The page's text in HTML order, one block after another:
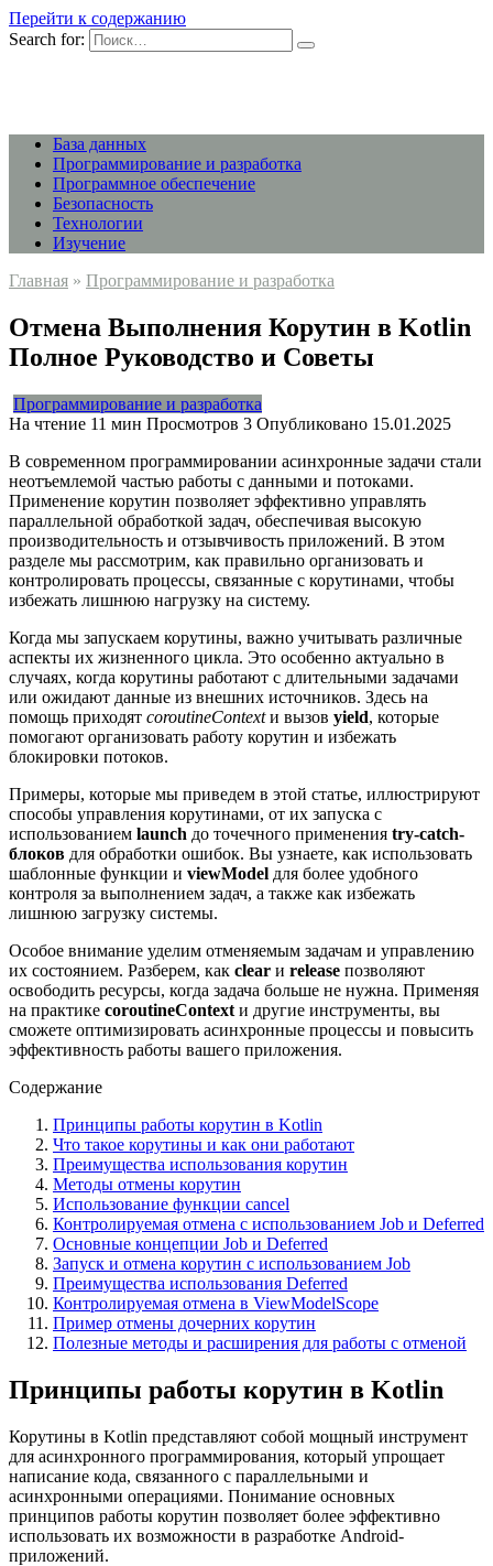
Перейти к содержанию
Search for:
База данных
Программирование и разработка
Программное обеспечение
Безопасность
Технологии
Изучение
Главная » Программирование и разработка
Отмена Выполнения Корутин в Kotlin
Полное Руководство и Советы
Программирование и разработка
На чтение 11 мин Просмотров 3 Опубликовано 15.01.2025
В современном программировании асинхронные задачи стали
неотъемлемой частью работы с данными и потоками.
Применение корутин позволяет эффективно управлять
параллельной обработкой задач, обеспечивая высокую
производительность и отзывчивость приложений. В этом
разделе мы рассмотрим, как правильно организовать и
контролировать процессы, связанные с корутинами, чтобы
избежать лишнюю нагрузку на систему.
Когда мы запускаем корутины, важно учитывать различные
аспекты их жизненного цикла. Это особенно актуально в
случаях, когда корутины работают с длительными задачами
или ожидают данные из внешних источников. Здесь на
помощь приходят coroutineContextи вызов yield, которые
помогают организовать работу корутин и избежать
блокировки потоков.
Примеры, которые мы приведем в этой статье, иллюстрируют
способы управления корутинами, от их запуска с
использованием launch до точечного применения try-catch-
блоков для обработки ошибок. Вы узнаете, как использовать
шаблонные функции и viewModel для более удобного
контроля за выполнением задач, а также как избежать
лишнюю загрузку системы.
Особое внимание уделим отменяемым задачам и управлению
их состоянием. Разберем, как clear и release позволяют
освободить ресурсы, когда задача больше не нужна. Применяя
на практике coroutineContext и другие инструменты, вы
сможете оптимизировать асинхронные процессы и повысить
эффективность работы вашего приложения.
Содержание
Принципы работы корутин в Kotlin
Что такое корутины и как они работают
Преимущества использования корутин
Методы отмены корутин
Использование функции cancel
Контролируемая отмена с использованием Job и Deferred
Основные концепции Job и Deferred
Запуск и отмена корутин с использованием Job
Преимущества использования Deferred
Контролируемая отмена в ViewModelScope
Пример отмены дочерних корутин
Полезные методы и расширения для работы с отменой
Принципы работы корутин в Kotlin
Корутины в Kotlin представляют собой мощный инструмент
для асинхронного программирования, который упрощает
написание кода, связанного с параллельными и
асинхронными операциями. Понимание основных
принципов работы корутин позволяет более эффективно
использовать их возможности в разработке Android-
приложений.